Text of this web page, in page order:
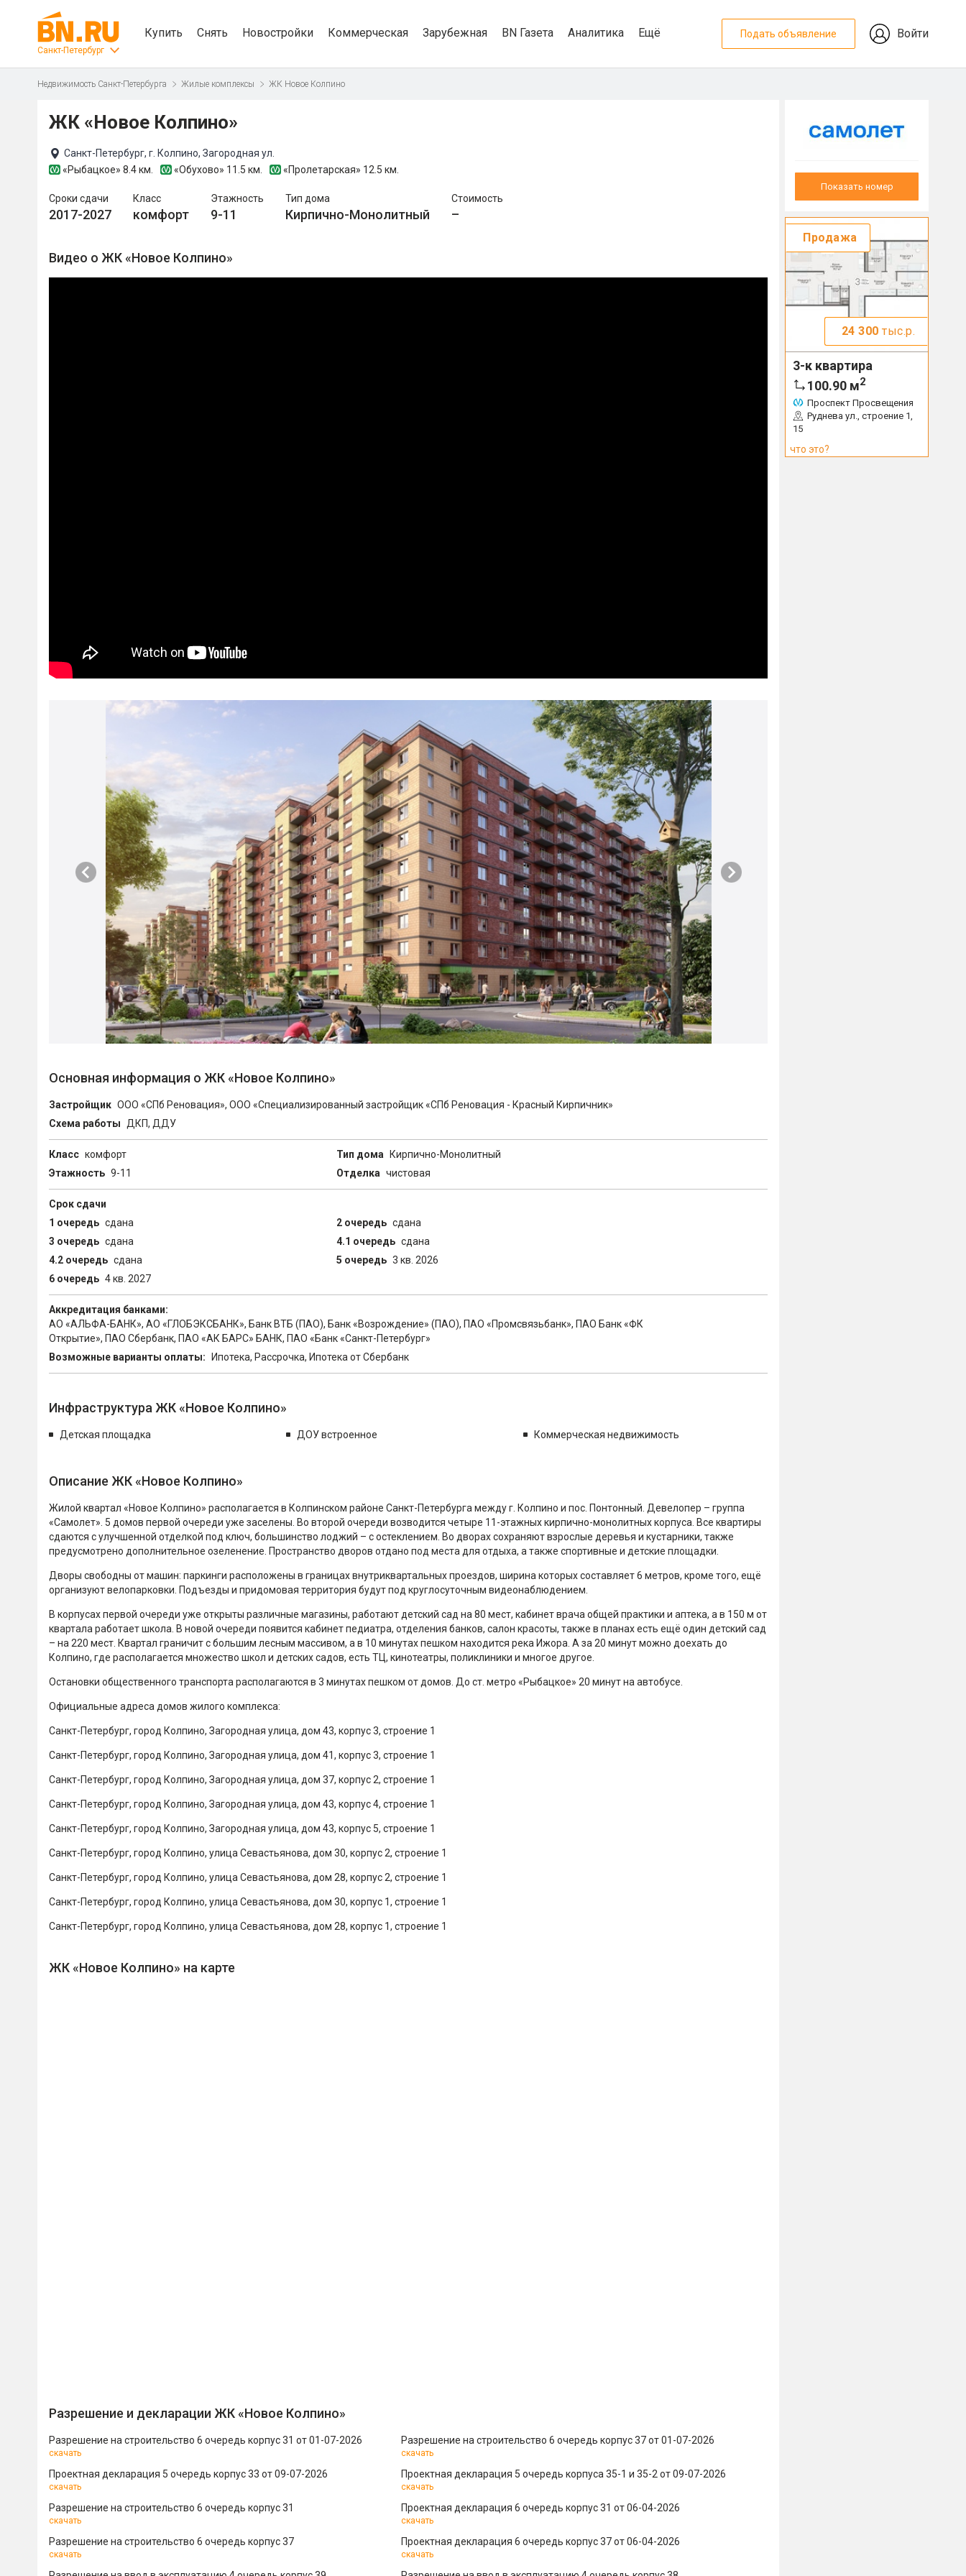
Санкт-Петербург
Купить Снять Новостройки Коммерческая Зарубежная BN Газета Аналитика Ещё Подать объявление Войти
Недвижимость Санкт-Петербурга Жилые комплексы ЖК Новое Колпино
ЖК «Новое Колпино»
Санкт-Петербург, г. Колпино, Загородная ул.
«Рыбацкое» 8.4 км. «Обухово» 11.5 км. «Пролетарская» 12.5 км.
Сроки сдачи
2017-2027
Класс
комфорт
Этажность
9-11
Тип дома
Кирпично-Монолитный
Стоимость
–
Видео о ЖК «Новое Колпино»
Основная информация о ЖК «Новое Колпино»
Застройщик ООО «СПб Реновация», ООО «Специализированный застройщик «СПб Реновация - Красный Кирпичник»
Схема работы
ДКП, ДДУ
Класс комфорт Тип дома
Кирпично-Монолитный
Этажность 9-11 Отделка чистовая
Срок сдачи
1 очередь сдана 2 очередь сдана
3 очередь сдана 4.1 очередь сдана
4.2 очередь сдана 5 очередь 3 кв. 2026
6 очередь 4 кв. 2027
Аккредитация банками:
АО «АЛЬФА-БАНК», АО «ГЛОБЭКСБАНК», Банк ВТБ (ПАО), Банк «Возрождение» (ПАО), ПAO «Промсвязьбанк», ПАО Банк «ФК
Открытие», ПАО Сбербанк, ПАО «АК БАРС» БАНК, ПАО «Банк «Санкт-Петербург»
Возможные варианты оплаты:
Ипотека, Рассрочка, Ипотека от Сбербанк
Инфраструктура ЖК «Новое Колпино»
Детская площадка ДОУ встроенное Коммерческая недвижимость
Описание ЖК «Новое Колпино»
Жилой квартал «Новое Колпино» располагается в Колпинском районе Санкт-Петербурга между г. Колпино и пос. Понтонный. Девелопер – группа
«Самолет». 5 домов первой очереди уже заселены. Во второй очереди возводится четыре 11-этажных кирпично-монолитных корпуса. Все квартиры
сдаются с улучшенной отделкой под ключ, большинство лоджий – с остеклением. Во дворах сохраняют взрослые деревья и кустарники, также
предусмотрено дополнительное озеленение. Пространство дворов отдано под места для отдыха, а также спортивные и детские площадки.
Дворы свободны от машин: паркинги расположены в границах внутриквартальных проездов, ширина которых составляет 6 метров, кроме того, ещё
организуют велопарковки. Подъезды и придомовая территория будут под круглосуточным видеонаблюдением.
В корпусах первой очереди уже открыты различные магазины, работают детский сад на 80 мест, кабинет врача общей практики и аптека, а в 150 м от
квартала работает школа. В новой очереди появится кабинет педиатра, отделения банков, салон красоты, также в планах есть ещё один детский сад
– на 220 мест. Квартал граничит с большим лесным массивом, а в 10 минутах пешком находится река Ижора. А за 20 минут можно доехать до
Колпино, где располагается множество школ и детских садов, есть ТЦ, кинотеатры, поликлиники и многое другое.
Остановки общественного транспорта располагаются в 3 минутах пешком от домов. До ст. метро «Рыбацкое» 20 минут на автобусе.
Официальные адреса домов жилого комплекса:
Санкт-Петербург, город Колпино, Загородная улица, дом 43, корпус 3, строение 1
Санкт-Петербург, город Колпино, Загородная улица, дом 41, корпус 3, строение 1
Санкт-Петербург, город Колпино, Загородная улица, дом 37, корпус 2, строение 1
Санкт-Петербург, город Колпино, Загородная улица, дом 43, корпус 4, строение 1
Санкт-Петербург, город Колпино, Загородная улица, дом 43, корпус 5, строение 1
Санкт-Петербург, город Колпино, улица Севастьянова, дом 30, корпус 2, строение 1
Санкт-Петербург, город Колпино, улица Севастьянова, дом 28, корпус 2, строение 1
Санкт-Петербург, город Колпино, улица Севастьянова, дом 30, корпус 1, строение 1
Санкт-Петербург, город Колпино, улица Севастьянова, дом 28, корпус 1, строение 1
ЖК «Новое Колпино» на карте
Разрешение и декларации ЖК «Новое Колпино»
Разрешение на строительство 6 очередь корпус 31 от 01-07-2026
скачать
Разрешение на строительство 6 очередь корпус 37 от 01-07-2026
скачать
Проектная декларация 5 очередь корпус 33 от 09-07-2026
скачать
Проектная декларация 5 очередь корпуса 35-1 и 35-2 от 09-07-2026
скачать
Разрешение на строительство 6 очередь корпус 31
скачать
Проектная декларация 6 очередь корпус 31 от 06-04-2026
скачать
Разрешение на строительство 6 очередь корпус 37
скачать
Проектная декларация 6 очередь корпус 37 от 06-04-2026
скачать
Показать номер
Продажа
24 300 тыс.р.
3-к квартира
100.90 м2
Проспект Просвещения
Руднева ул., строение 1,
15
что это?